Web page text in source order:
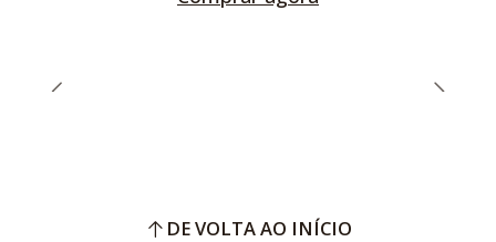
DE VOLTA AO INÍCIO